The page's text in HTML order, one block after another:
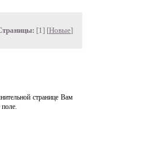
[1] [Новые]
странице Вам